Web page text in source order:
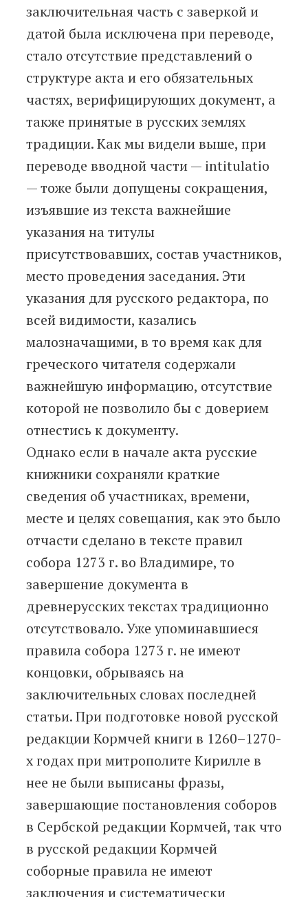
заключительная часть с заверкой и
датой была исключена при переводе,
стало отсутствие представлений о
структуре акта и его обязательных
частях, верифицирующих документ, а
также принятые в русских землях
традиции. Как мы видели выше, при
переводе вводной части — intitulatio
— тоже были допущены сокращения,
изъявшие из текста важнейшие
указания на титулы
присутствовавших, состав участников,
место проведения заседания. Эти
указания для русского редактора, по
всей видимости, казались
малозначащими, в то время как для
греческого читателя содержали
важнейшую информацию, отсутствие
которой не позволило бы с доверием
отнестись к документу.
Однако если в начале акта русские
книжники сохраняли краткие
сведения об участниках, времени,
месте и целях совещания, как это было
отчасти сделано в тексте правил
собора 1273 г. во Владимире, то
завершение документа в
древнерусских текстах традиционно
отсутствовало. Уже упоминавшиеся
правила собора 1273 г. не имеют
концовки, обрываясь на
заключительных словах последней
статьи. При подготовке новой русской
редакции Кормчей книги в 1260–1270-
х годах при митрополите Кирилле в
нее не были выписаны фразы,
завершающие постановления соборов
в Сербской редакции Кормчей, так что
в русской редакции Кормчей
соборные правила не имеют
заключения и систематически